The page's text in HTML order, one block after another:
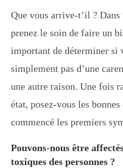
Que vous arrive-t’il ?
prenez le soin de faire un
important de déterminer si
simplement pas d’une
une autre raison. Une fois
état, posez-vous les
commencé les premiers
Pouvons-nous être
toxiques des personnes ?